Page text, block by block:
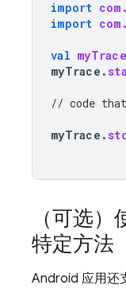
import
import
val myTrace
myTrace .
// code
myTrace .
（可选
特定方法
Android 应用还